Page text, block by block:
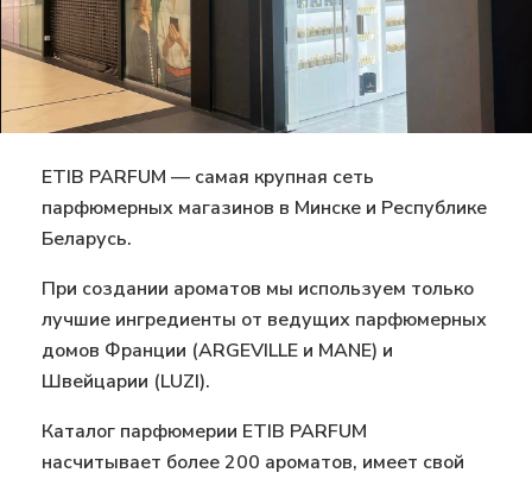
ETIB PARFUM — cамая крупная сеть
парфюмерных магазинов в Минске и Республике
Беларусь.
При создании ароматов мы используем только
лучшие ингредиенты от ведущих парфюмерных
домов Франции (ARGEVILLЕ и MANE) и
Швейцарии (LUZI).
Каталог парфюмерии ETIB PARFUM
насчитывает более 200 ароматов, имеет свой